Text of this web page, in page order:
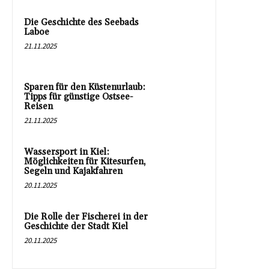
Die Geschichte des Seebads
Laboe
21.11.2025
Sparen für den Küstenurlaub:
Tipps für günstige Ostsee-
Reisen
21.11.2025
Wassersport in Kiel:
Möglichkeiten für Kitesurfen,
Segeln und Kajakfahren
20.11.2025
Die Rolle der Fischerei in der
Geschichte der Stadt Kiel
20.11.2025